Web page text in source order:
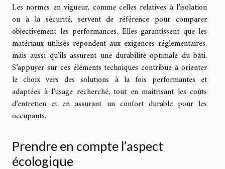
Les normes en vigueur, comme celles relatives à l’isolation
ou à la sécurité, servent de référence pour comparer
objectivement les performances. Elles garantissent que les
matériaux utilisés répondent aux exigences réglementaires,
mais aussi qu’ils assurent une durabilité optimale du bâti.
S’appuyer sur ces éléments techniques contribue à orienter
le choix vers des solutions à la fois performantes et
adaptées à l’usage recherché, tout en maîtrisant les coûts
d’entretien et en assurant un confort durable pour les
occupants.
Prendre en compte l’aspect
écologique